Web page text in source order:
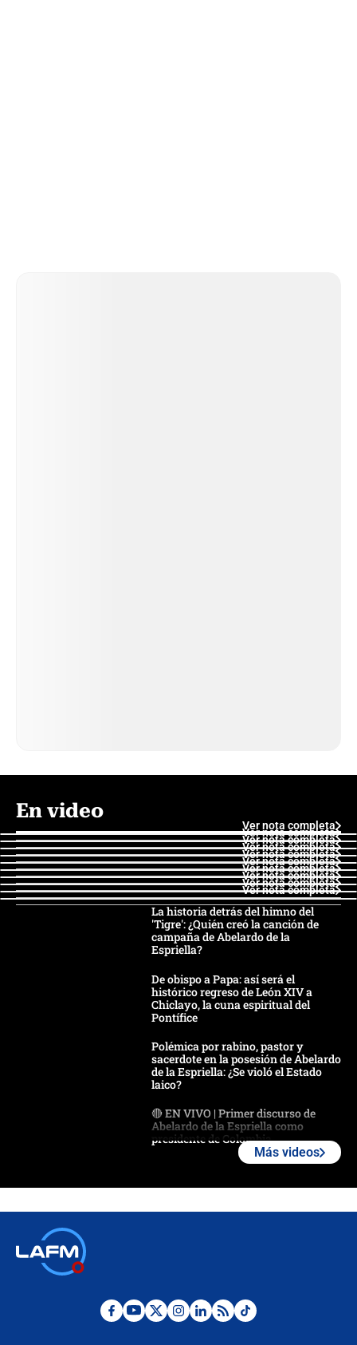
En video
Ver nota completa
Ver nota completa
Ver nota completa
Ver nota completa
Ver nota completa
Ver nota completa
Ver nota completa
Ver nota completa
Ver nota completa
Ver nota completa
La historia detrás del himno del
'Tigre': ¿Quién creó la canción de
campaña de Abelardo de la
Espriella?
De obispo a Papa: así será el
histórico regreso de León XIV a
Chiclayo, la cuna espiritual del
Pontífice
Polémica por rabino, pastor y
sacerdote en la posesión de Abelardo
de la Espriella: ¿Se violó el Estado
laico?
🔴 EN VIVO | Primer discurso de
Abelardo de la Espriella como
presidente de Colombia
Desde dermatitis hasta infecciones:
Más videos